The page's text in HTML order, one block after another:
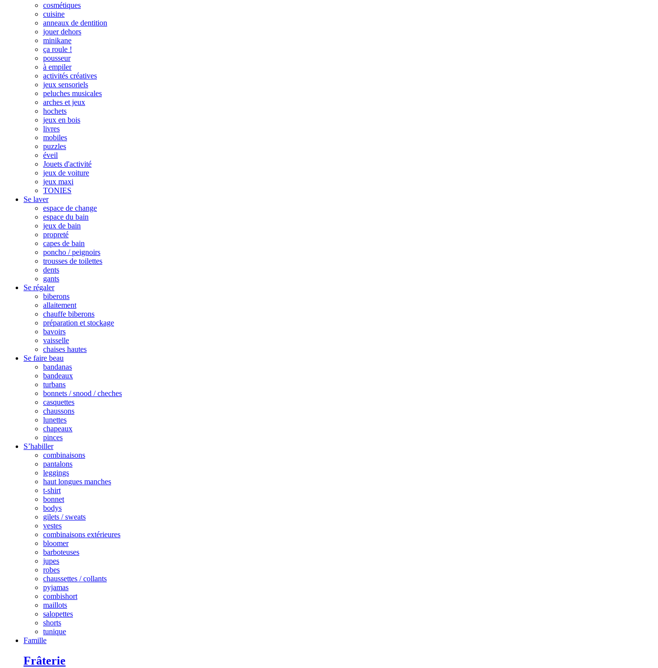
cosmétiques
cuisine
anneaux de dentition
jouer dehors
minikane
ça roule !
pousseur
à empiler
activités créatives
jeux sensoriels
peluches musicales
arches et jeux
hochets
jeux en bois
livres
mobiles
puzzles
éveil
Jouets d'activité
jeux de voiture
jeux maxi
TONIES
Se laver
espace de change
espace du bain
jeux de bain
propreté
capes de bain
poncho / peignoirs
trousses de toilettes
dents
gants
Se régaler
biberons
allaitement
chauffe biberons
préparation et stockage
bavoirs
vaisselle
chaises hautes
Se faire beau
bandanas
bandeaux
turbans
bonnets / snood / cheches
casquettes
chaussons
lunettes
chapeaux
pinces
S’habiller
combinaisons
pantalons
leggings
haut longues manches
t-shirt
bonnet
bodys
gilets / sweats
vestes
combinaisons extérieures
bloomer
barboteuses
jupes
robes
chaussettes / collants
pyjamas
combishort
maillots
salopettes
shorts
tunique
Famille
Frâterie